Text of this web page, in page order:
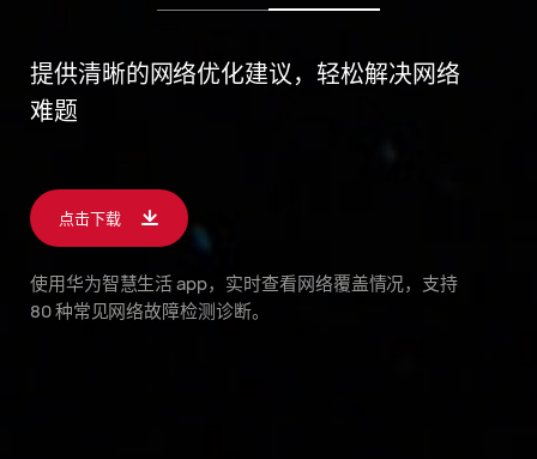
提供清晰的网络优化建议，轻松解决网络
难题
点击下载
使用华为智慧生活 app，实时查看网络覆盖情况，支持
80 种常见网络故障检测诊断。